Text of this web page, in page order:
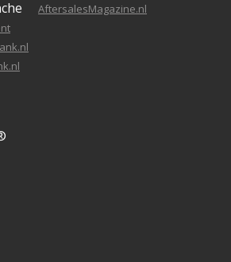
AftersalesMagazine.nl